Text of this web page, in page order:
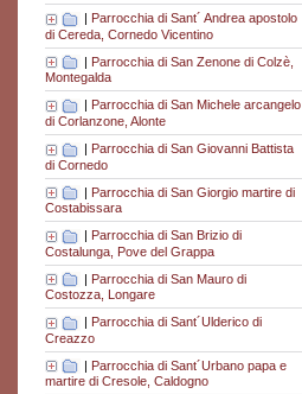
Parrocchia di Sant´ Andrea apostolo
di Cereda, Cornedo Vicentino
| Parrocchia di San Zenone di Colzè,
Montegalda
Parrocchia di San Michele arcangelo
di Corlanzone, Alonte
| Parrocchia di San Giovanni Battista
di Cornedo
| Parrocchia di San Giorgio martire di
Costabissara
| Parrocchia di San Brizio di
Costalunga, Pove del Grappa
| Parrocchia di San Mauro di
Costozza, Longare
Parrocchia di Sant´Ulderico di
Creazzo
| Parrocchia di Sant´Urbano papa e
martire di Cresole, Caldogno